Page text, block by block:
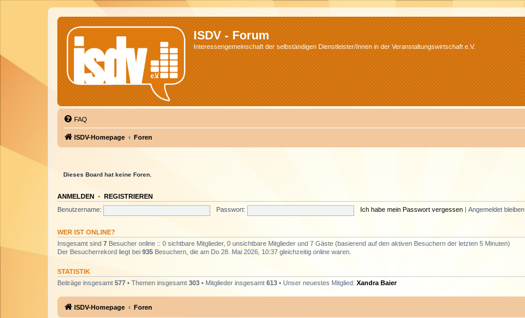
ISDV - Forum
Interessengemeinschaft der selbständigen Dienstleister/Innen in der Veranstaltungswirtschaft e.V.
FAQ
ISDV-Homepage Foren
Dieses Board hat keine Foren.
ANMELDEN • REGISTRIEREN
Benutzername:
Passwort: Ich habe mein Passwort vergessen Angemeldet bleiben
WER IST ONLINE?
Insgesamt sind 7 Besucher online :: 0 sichtbare Mitglieder, 0 unsichtbare Mitglieder und 7 Gäste (basierend auf den aktiven Besuchern der letzten 5 Minuten)
Der Besucherrekord liegt bei 935 Besuchern, die am Do 28. Mai 2026, 10:37 gleichzeitig online waren.
STATISTIK
Beiträge insgesamt 577 • Themen insgesamt 303 • Mitglieder insgesamt 613 • Unser neuestes Mitglied: Xandra Baier
ISDV-Homepage Foren